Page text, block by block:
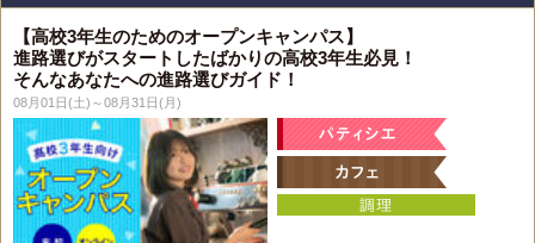
【高校3年生のためのオープンキャンパス】
進路選びがスタートしたばかりの高校3年生必見！
そんなあなたへの進路選びガイド！
08月01日(土)～08月31日(月)